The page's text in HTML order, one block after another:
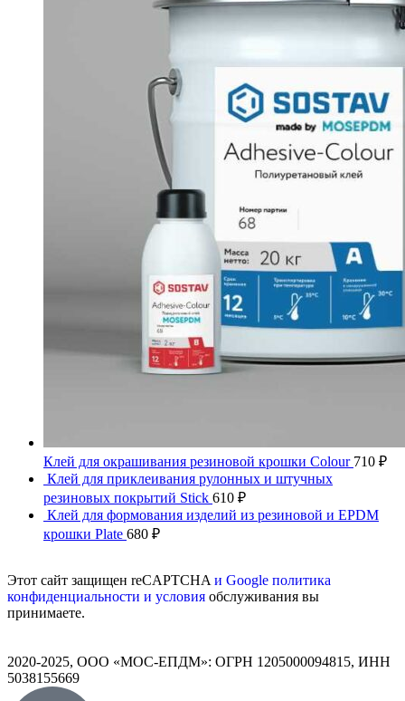
Клей для окрашивания резиновой крошки Colour 710 ₽
Клей для приклеивания рулонных и штучных
резиновых покрытий Stick 610 ₽
Клей для формования изделий из резиновой и EPDM
крошки Plate 680 ₽
Этот сайт защищен reCAPTCHA и Google политика
конфиденциальности и условия обслуживания вы
принимаете.
2020-2025, ООО «МОС-ЕПДМ»: ОГРН 1205000094815, ИНН
5038155669